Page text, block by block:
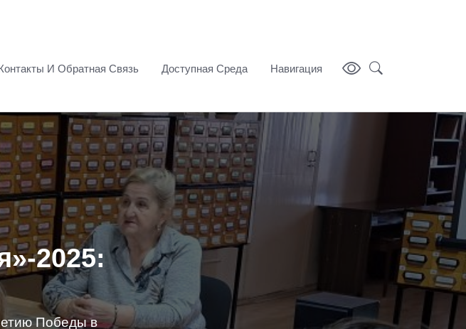
И Обратная Связь Доступная Среда Навигация
2025:
Победы в